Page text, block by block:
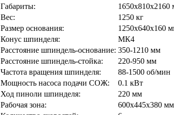
Габариты:
1650х810х2160
Вес:
1250 кг
Размер основания:
1250х640х160
Конус шпинделя:
MК4
Расстояние шпиндель-основание: 350-1210 мм
Расстояние шпиндель-стойка:
220-950 мм
Частота вращения шпинделя:
88-1500 об/мин
Мощность насоса подачи СОЖ:
0.1 кВт
Ход пиноли шпинделя:
220 мм
Рабочая зона:
600х445х380 мм